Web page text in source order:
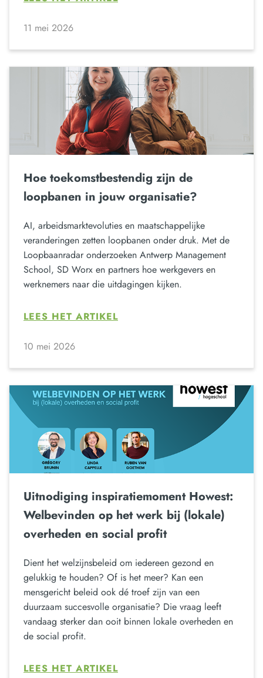
11 mei 2026
Hoe toekomstbestendig zijn de
loopbanen in jouw organisatie?
AI, arbeidsmarktevoluties en maatschappelijke
veranderingen zetten loopbanen onder druk. Met de
Loopbaanradar onderzoeken Antwerp Management
School, SD Worx en partners hoe werkgevers en
werknemers naar die uitdagingen kijken.
LEES HET ARTIKEL
10 mei 2026
Uitnodiging inspiratiemoment Howest:
Welbevinden op het werk bij (lokale)
overheden en social profit
Dient het welzijnsbeleid om iedereen gezond en
gelukkig te houden? Of is het meer? Kan een
mensgericht beleid ook dé troef zijn van een
duurzaam succesvolle organisatie? Die vraag leeft
vandaag sterker dan ooit binnen lokale overheden en
de social profit.
LEES HET ARTIKEL